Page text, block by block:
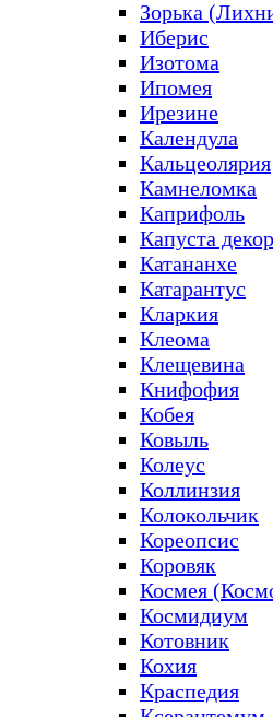
Зорька
Иберис
Изотома
Ипомея
Ирезине
Календула
Кальцеолярия
Камнеломка
Каприфоль
Капуста
Катананхе
Катарантус
Кларкия
Клеома
Клещевина
Книфофия
Кобея
Ковыль
Колеус
Коллинзия
Колокольчик
Кореопсис
Коровяк
Космея
Космидиум
Котовник
Кохия
Краспедия